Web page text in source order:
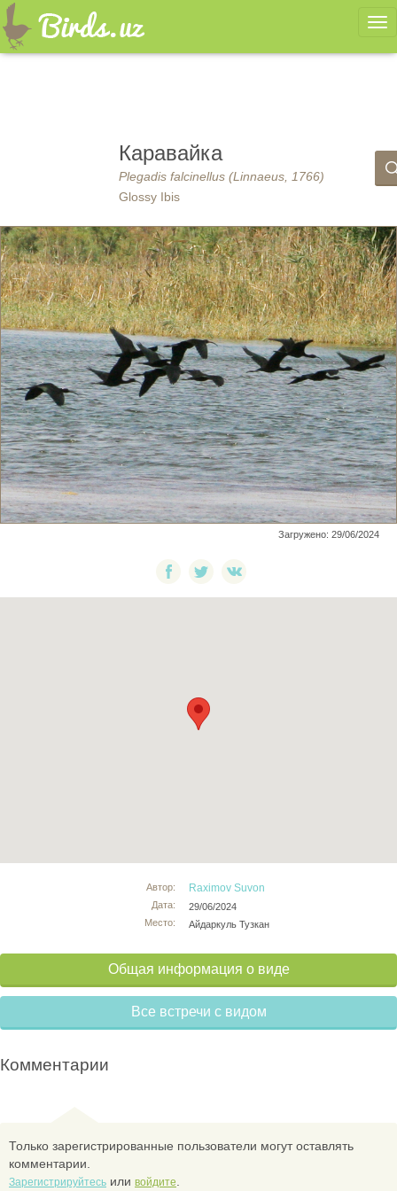
Каравайка
Plegadis falcinellus (Linnaeus, 1766)
Glossy Ibis
Загружено: 29/06/2024
Автор:
Дата:
Место:
Raximov Suvon
29/06/2024
Айдаркуль Тузкан
Общая информация о виде
Все встречи с видом
Комментарии
Только зарегистрированные пользователи могут оставлять
комментарии.
Зарегистрируйтесь или войдите